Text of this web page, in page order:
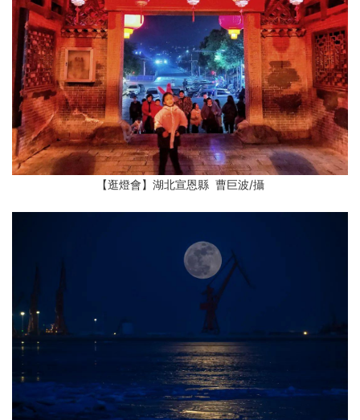
【逛燈會】湖北宣恩縣 曹巨波/攝